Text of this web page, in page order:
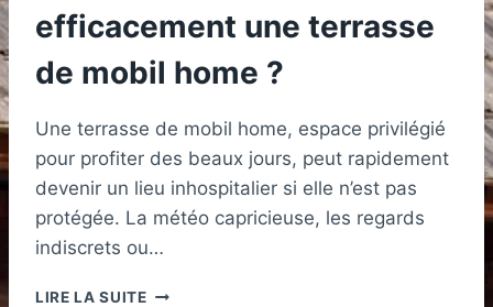
efficacement une terrasse
de mobil home ?
Une terrasse de mobil home, espace privilégié
pour profiter des beaux jours, peut rapidement
devenir un lieu inhospitalier si elle n’est pas
protégée. La météo capricieuse, les regards
indiscrets ou…
LIRE LA SUITECOMMENT